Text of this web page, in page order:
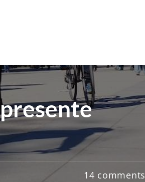
14 comments